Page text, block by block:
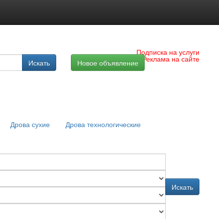
Подписка на услуги
Реклама на сайте
Искать Новое объявление
Дрова сухие Дрова технологические
Искать